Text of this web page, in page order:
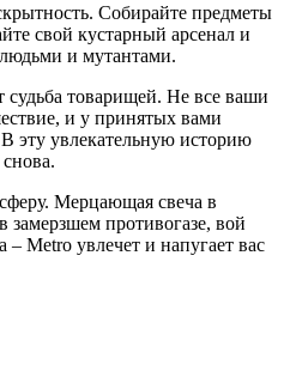
Собирайте предметы
свой кустарный арсенал и
и мутантами.
судьба товарищей. Не все ваши
и у принятых вами
эту увлекательную историю
Мерцающая свеча в
противогазе, вой
Metro увлечет и напугает вас